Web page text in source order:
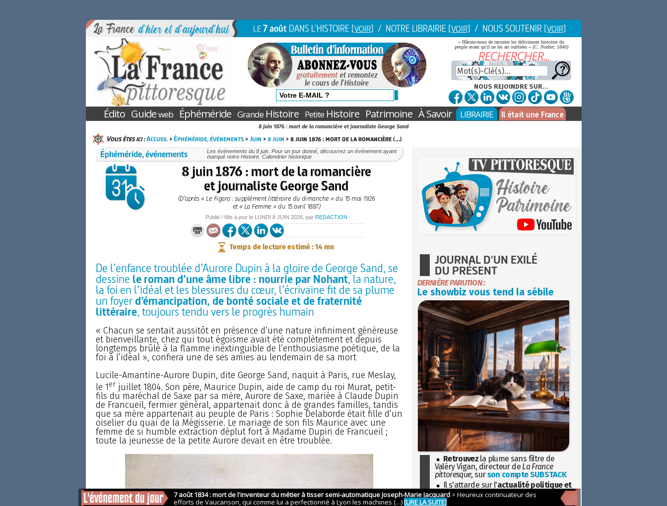
LE7 août DANS L'HISTOIRE [VOIR] / NOTRE LIBRAIRIE [VOIR] / NOUS SOUTENIR [VOIR]
« Hâtons-nous de raconter les délicieuses histoires du
peuple avant qu'il ne les ait oubliées » (C. Nodier, 1840)
NOUS REJOINDRE SUR...
Édito Guideweb Éphéméride GrandeHistoire PetiteHistoire Patrimoine À Savoir LIBRAIRIE Il était une France
8 juin 1876 : mort de la romancière et journaliste George Sand
Vous êtes ici :Accueil>Éphéméride, événements>Juin >8 juin > 8 juin 1876 : mort de la romancière (…)
Éphéméride, événements
Les événements du 8 juin. Pour un jour donné, découvrez un événement ayant
marqué notre Histoire. Calendrier historique
8 juin 1876 : mort de la romancière
et journaliste George Sand
(D’après « Le Figaro : supplément littéraire du dimanche » du 15 mai 1926
et « La Femme » du 15 avril 1887)
Publié / Mis à jour le LUNDI 8 JUIN 2026, par REDACTION
Temps de lecture estimé : 14 mn
De l’enfance troublée d’Aurore Dupin à la gloire de George Sand, se
dessine le roman d’une âme libre : nourrie par Nohant, la nature,
la foi en l’idéal et les blessures du cœur, l’écrivaine fit de sa plume
un foyerd’émancipation, de bonté sociale et de fraternité
littéraire, toujours tendu vers le progrès humain
« Chacun se sentait aussitôt en présence d’une nature infiniment généreuse
et bienveillante, chez qui tout égoïsme avait été complètement et depuis
longtemps brûlé à la flamme inextinguible de l’enthousiasme poétique, de la
foi à l’idéal », confiera une de ses amies au lendemain de sa mort
Lucile-Amantine-Aurore Dupin, dite George Sand, naquit à Paris, rue Meslay,
le 1er juillet 1804. Son père, Maurice Dupin, aide de camp du roi Murat, petit-
fils du maréchal de Saxe par sa mère, Aurore de Saxe, mariée à Claude Dupin
de Francueil, fermier général, appartenait donc à de grandes familles, tandis
que sa mère appartenait au peuple de Paris : Sophie Delaborde était fille d’un
oiselier du quai de la Mégisserie. Le mariage de son fils Maurice avec une
femme de si humble extraction déplut fort à Madame Dupin de Francueil ;
toute la jeunesse de la petite Aurore devait en être troublée.
JOURNAL D'UN EXILÉ
DU PRÉSENT
DERNIÈRE PARUTION :
Le showbiz vous tend la sébile
Retrouvez la plume sans filtre de
Valéry Vigan, directeur de La France
pittoresque, surson compte SUBSTACK
Il s'attarde sur l'actualité politique et
sociétaleavec la hauteur de vue de
l'Histoire